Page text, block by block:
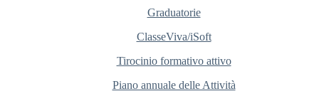
Graduatorie
ClasseViva/iSoft
Tirocinio formativo attivo
Piano annuale delle Attività